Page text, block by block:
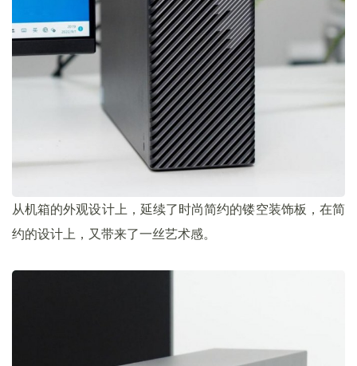
从机箱的外观设计上，延续了时尚简约的镂空装饰板，在简
约的设计上，又带来了一丝艺术感。